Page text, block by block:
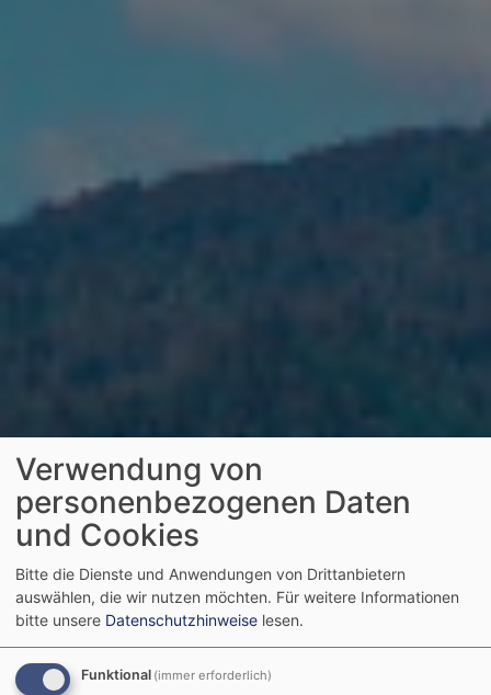
Verwendung von
personenbezogenen Daten
und Cookies
Bitte die Dienste und Anwendungen von Drittanbietern
auswählen, die wir nutzen möchten. Für weitere Informationen
bitte unsere Datenschutzhinweise lesen.
Funktional (immer erforderlich)